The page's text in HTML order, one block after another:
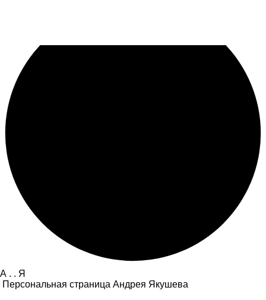
А . . Я
Персональная страница Андрея Якушева